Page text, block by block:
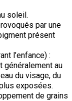
soleil.
par une
présent
l’enfance) :
généralement au
du visage, du
exposées.
de grains